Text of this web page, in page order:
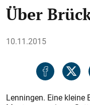
Über
10.11.2015
Lenningen. Eine kleine